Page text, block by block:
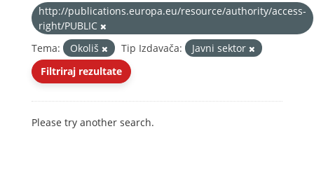
http://publications.europa.eu/resource/authority/access-
right/PUBLIC
Tema:
Okoliš Tip Izdavača:
Javni sektor
Filtriraj rezultate
Please try another search.